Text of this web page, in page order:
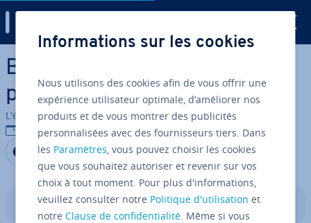
Aller au contenu principal
BOOTP : Tout savoir sur le
pré­cur­seur du DHCP
L'équipe édi­to­riale IONOS
14/09/2020
Partager sur Facebook
Partager sur Twitter
Partager sur LinkedIn
Sommaire
Informations sur les cookies
Nous utilisons des cookies afin de vous offrir une
expérience utilisateur optimale, d’améliorer nos
produits et de vous montrer des publicités
personnalisées avec des fournisseurs tiers. Dans
les Paramètres, vous pouvez choisir les cookies
que vous souhaitez autoriser et revenir sur vos
choix à tout moment. Pour plus d'informations,
veuillez consulter notre Politique d'utilisation et
notreClause de confidentialité. Même si vous